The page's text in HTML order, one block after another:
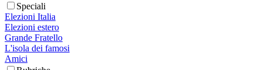
Speciali
Elezioni Italia
Elezioni estero
Grande Fratello
L'isola dei famosi
Amici